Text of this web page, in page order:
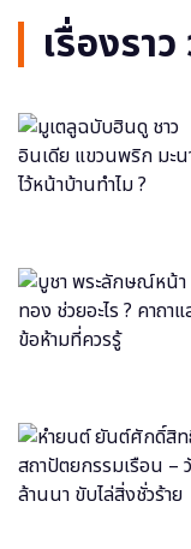
เรื่องรา